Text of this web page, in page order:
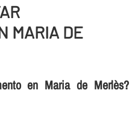
MARIA DE
en Maria de Merlès?